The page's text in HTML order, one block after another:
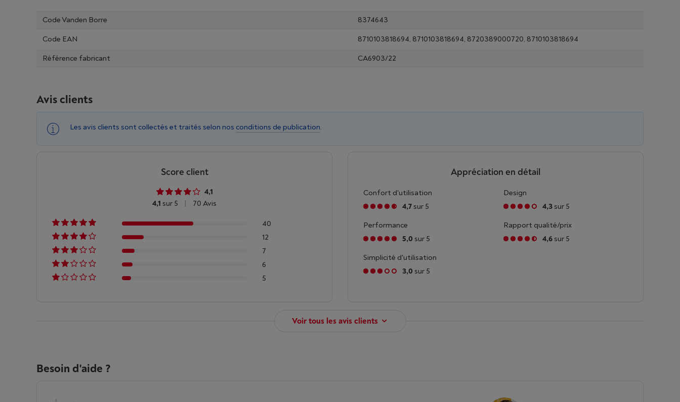
Code Vanden Borre
8374643
Code EAN
8710103818694, 8710103818694, 8720389000720, 8710103818694
Référence fabricant
CA6903/22
Avis clients
Les avis clients sont collectés et traités selon nos conditions de publication.
Score client
4,1
4,1 sur 5 70 Avis
40
12
7
6
5
Appréciation en détail
Confort d'utilisation
4,7 sur 5
Design
4,3sur 5
Performance
5,0 sur 5
Rapport qualité/prix
4,6sur 5
Simplicité d'utilisation
3,0 sur 5
Voir tous les avis clients
Besoin d'aide ?